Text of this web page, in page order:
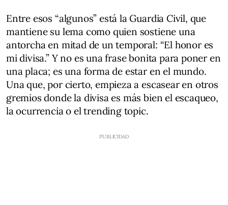
Entre esos “algunos” está la Guardia Civil, que
mantiene su lema como quien sostiene una
antorcha en mitad de un temporal: “El honor es
mi divisa.” Y no es una frase bonita para poner en
una placa; es una forma de estar en el mundo.
Una que, por cierto, empieza a escasear en otros
gremios donde la divisa es más bien el escaqueo,
la ocurrencia o el trending topic.